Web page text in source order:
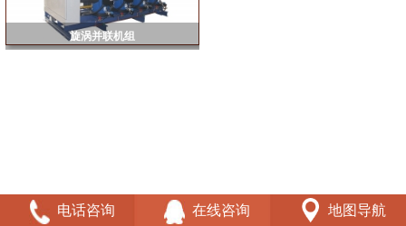
旋涡并联机组
电话咨询 在线咨询 地图导航